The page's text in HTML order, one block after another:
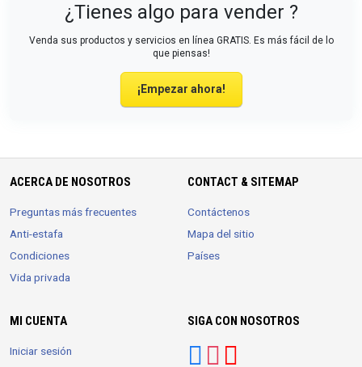
¿Tienes algo para vender ?
Venda sus productos y servicios en línea GRATIS. Es más fácil de lo
que piensas!
¡Empezar ahora!
ACERCA DE NOSOTROS
Preguntas más frecuentes
Anti-estafa
Condiciones
Vida privada
CONTACT & SITEMAP
Contáctenos
Mapa del sitio
Países
MI CUENTA
Iniciar sesión
SIGA CON NOSOTROS